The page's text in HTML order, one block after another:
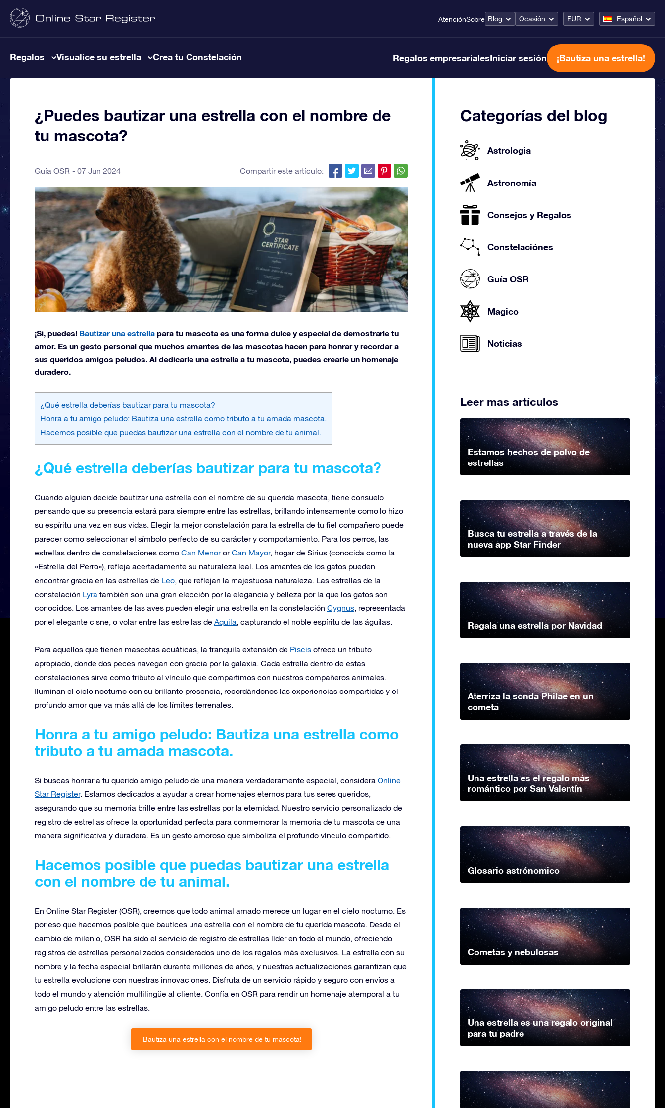
AtenciónSobre Blog Ocasión EUR Español
Regalos Visualice su estrella Crea tu Constelación Regalos empresarialesIniciar sesión ¡Bautiza una estrella!
¿Puedes bautizar una estrella con el nombre de
tu mascota?
Guía OSR 07 Jun 2024 Compartir este artículo:
¡Sí, puedes! Bautizar una estrella para tu mascota es una forma dulce y especial de demostrarle tu
amor. Es un gesto personal que muchos amantes de las mascotas hacen para honrar y recordar a
sus queridos amigos peludos. Al dedicarle una estrella a tu mascota, puedes crearle un homenaje
duradero.
¿Qué estrella deberías bautizar para tu mascota?
Honra a tu amigo peludo: Bautiza una estrella como tributo a tu amada mascota.
Hacemos posible que puedas bautizar una estrella con el nombre de tu animal.
¿Qué estrella deberías bautizar para tu mascota?
Cuando alguien decide bautizar una estrella con el nombre de su querida mascota, tiene consuelo
pensando que su presencia estará para siempre entre las estrellas, brillando intensamente como lo hizo
su espíritu una vez en sus vidas. Elegir la mejor constelación para la estrella de tu fiel compañero puede
parecer como seleccionar el símbolo perfecto de su carácter y comportamiento. Para los perros, las
estrellas dentro de constelaciones como Can MenororCan Mayor, hogar de Sirius (conocida como la
«Estrella del Perro»), refleja acertadamente su naturaleza leal. Los amantes de los gatos pueden
encontrar gracia en las estrellas de Leo, que reflejan la majestuosa naturaleza. Las estrellas de la
constelación Lyra también son una gran elección por la elegancia y belleza por la que los gatos son
conocidos. Los amantes de las aves pueden elegir una estrella en la constelación Cygnus, representada
por el elegante cisne, o volar entre las estrellas de Aquila, capturando el noble espíritu de las águilas.
Para aquellos que tienen mascotas acuáticas, la tranquila extensión de Piscis ofrece un tributo
apropiado, donde dos peces navegan con gracia por la galaxia. Cada estrella dentro de estas
constelaciones sirve como tributo al vínculo que compartimos con nuestros compañeros animales.
Iluminan el cielo nocturno con su brillante presencia, recordándonos las experiencias compartidas y el
profundo amor que va más allá de los límites terrenales.
Honra a tu amigo peludo: Bautiza una estrella como
tributo a tu amada mascota.
Si buscas honrar a tu querido amigo peludo de una manera verdaderamente especial, considera Online
Star Register. Estamos dedicados a ayudar a crear homenajes eternos para tus seres queridos,
asegurando que su memoria brille entre las estrellas por la eternidad. Nuestro servicio personalizado de
registro de estrellas ofrece la oportunidad perfecta para conmemorar la memoria de tu mascota de una
manera significativa y duradera. Es un gesto amoroso que simboliza el profundo vínculo compartido.
Hacemos posible que puedas bautizar una estrella
con el nombre de tu animal.
En Online Star Register (OSR), creemos que todo animal amado merece un lugar en el cielo nocturno. Es
por eso que hacemos posible que bautices una estrella con el nombre de tu querida mascota. Desde el
cambio de milenio, OSR ha sido el servicio de registro de estrellas líder en todo el mundo, ofreciendo
registros de estrellas personalizados considerados uno de los regalos más exclusivos. La estrella con su
nombre y la fecha especial brillarán durante millones de años, y nuestras actualizaciones garantizan que
tu estrella evolucione con nuestras innovaciones. Disfruta de un servicio rápido y seguro con envíos a
todo el mundo y atención multilingüe al cliente. Confía en OSR para rendir un homenaje atemporal a tu
amigo peludo entre las estrellas.
¡Bautiza una estrella con el nombre de tu mascota!
Categorías del blog
Astrologia
Astronomía
Consejos y Regalos
Constelaciónes
Guía OSR
Magico
Noticias
Leer mas artículos
Estamos hechos de polvo de
estrellas
Busca tu estrella a través de la
nueva app Star Finder
Regala una estrella por Navidad
Aterriza la sonda Philae en un
cometa
Una estrella es el regalo más
romántico por San Valentín
Glosario astrónomico
Cometas y nebulosas
Una estrella es una regalo original
para tu padre